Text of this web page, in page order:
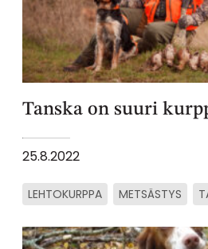
Tanska on suuri
25.8.2022
LEHTOKURPPA METSÄSTYS